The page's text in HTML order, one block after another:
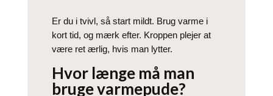
Er du i tvivl, så start mildt. Brug varme i
kort tid, og mærk efter. Kroppen plejer at
være ret ærlig, hvis man lytter.
Hvor længe må man
bruge varmepude?